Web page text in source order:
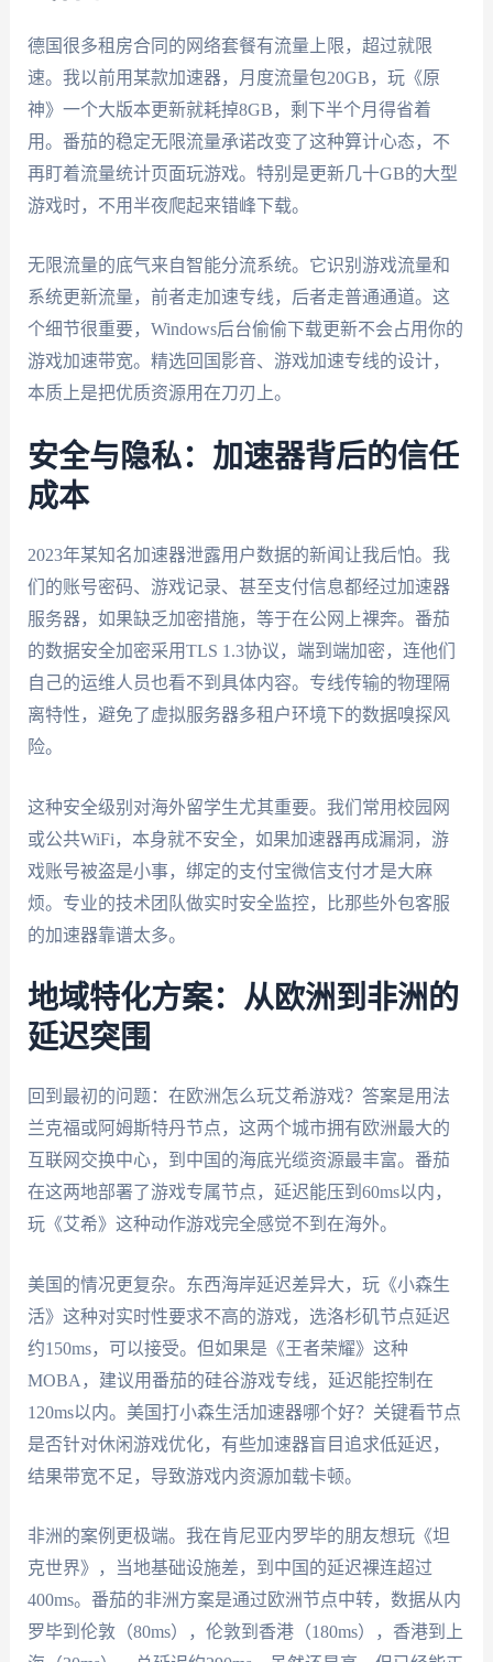
德国很多租房合同的网络套餐有流量上限，超过就限
速。我以前用某款加速器，月度流量包20GB，玩《原
神》一个大版本更新就耗掉8GB，剩下半个月得省着
用。番茄的稳定无限流量承诺改变了这种算计心态，不
再盯着流量统计页面玩游戏。特别是更新几十GB的大型
游戏时，不用半夜爬起来错峰下载。
无限流量的底气来自智能分流系统。它识别游戏流量和
系统更新流量，前者走加速专线，后者走普通通道。这
个细节很重要，Windows后台偷偷下载更新不会占用你的
游戏加速带宽。精选回国影音、游戏加速专线的设计，
本质上是把优质资源用在刀刃上。
安全与隐私：加速器背后的信任
成本
2023年某知名加速器泄露用户数据的新闻让我后怕。我
们的账号密码、游戏记录、甚至支付信息都经过加速器
服务器，如果缺乏加密措施，等于在公网上裸奔。番茄
的数据安全加密采用TLS 1.3协议，端到端加密，连他们
自己的运维人员也看不到具体内容。专线传输的物理隔
离特性，避免了虚拟服务器多租户环境下的数据嗅探风
险。
这种安全级别对海外留学生尤其重要。我们常用校园网
或公共WiFi，本身就不安全，如果加速器再成漏洞，游
戏账号被盗是小事，绑定的支付宝微信支付才是大麻
烦。专业的技术团队做实时安全监控，比那些外包客服
的加速器靠谱太多。
地域特化方案：从欧洲到非洲的
延迟突围
回到最初的问题：在欧洲怎么玩艾希游戏？答案是用法
兰克福或阿姆斯特丹节点，这两个城市拥有欧洲最大的
互联网交换中心，到中国的海底光缆资源最丰富。番茄
在这两地部署了游戏专属节点，延迟能压到60ms以内，
玩《艾希》这种动作游戏完全感觉不到在海外。
美国的情况更复杂。东西海岸延迟差异大，玩《小森生
活》这种对实时性要求不高的游戏，选洛杉矶节点延迟
约150ms，可以接受。但如果是《王者荣耀》这种
MOBA，建议用番茄的硅谷游戏专线，延迟能控制在
120ms以内。美国打小森生活加速器哪个好？关键看节点
是否针对休闲游戏优化，有些加速器盲目追求低延迟，
结果带宽不足，导致游戏内资源加载卡顿。
非洲的案例更极端。我在肯尼亚内罗毕的朋友想玩《坦
克世界》，当地基础设施差，到中国的延迟裸连超过
400ms。番茄的非洲方案是通过欧洲节点中转，数据从内
罗毕到伦敦（80ms），伦敦到香港（180ms），香港到上